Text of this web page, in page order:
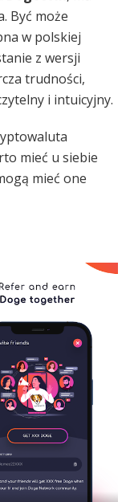
Być może
w polskiej
z wersji
trudności,
i intuicyjny.
mieć u siebie
mieć one